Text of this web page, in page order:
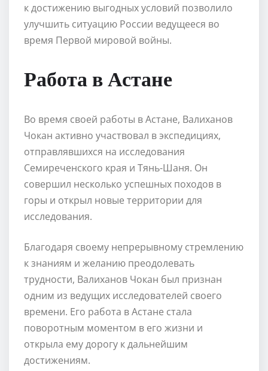
к достижению выгодных условий позволило
улучшить ситуацию России ведущееся во
время Первой мировой войны.
Работа в Астане
Во время своей работы в Астане, Валиханов
Чокан активно участвовал в экспедициях,
отправлявшихся на исследования
Семиреченского края и Тянь-Шаня. Он
совершил несколько успешных походов в
горы и открыл новые территории для
исследования.
Благодаря своему непрерывному стремлению
к знаниям и желанию преодолевать
трудности, Валиханов Чокан был признан
одним из ведущих исследователей своего
времени. Его работа в Астане стала
поворотным моментом в его жизни и
открыла ему дорогу к дальнейшим
достижениям.